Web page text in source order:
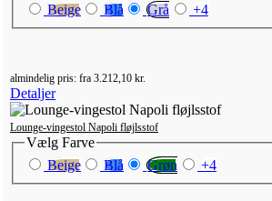
Beige
Blå Grå +4
almindelig pris: fra 3.212,10 kr.
Detaljer
Lounge-vingestol Napoli fløjlsstof
Vælg Farve
Beige
Blå Grøn +4